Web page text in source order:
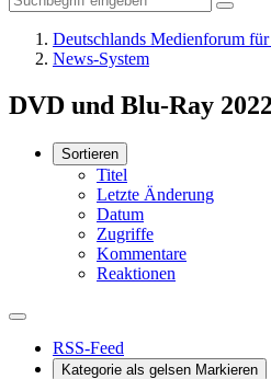
Deutschlands Medienforum
News-System
DVD und Blu-Ray 2022
Sortieren
Titel
Letzte Änderung
Datum
Zugriffe
Kommentare
Reaktionen
RSS-Feed
Kategorie als gelsen Markieren